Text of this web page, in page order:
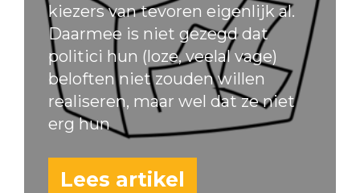
kiezers van tevoren eigenlijk al.
Daarmee is niet gezegd dat
politici hun (loze, veelal vage)
beloften niet zouden willen
realiseren, maar wel dat ze niet
erg hun
Lees artikel